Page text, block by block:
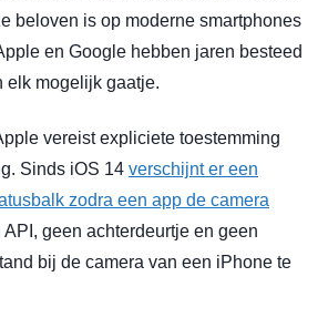
beloven is op moderne smartphones
en Google hebben jaren besteed
elk mogelijk gaatje.
vereist expliciete toestemming
Sinds iOS 14 verschijnt er een
zodra een app de camera
API, geen achterdeurtje en geen
bij de camera van een iPhone te